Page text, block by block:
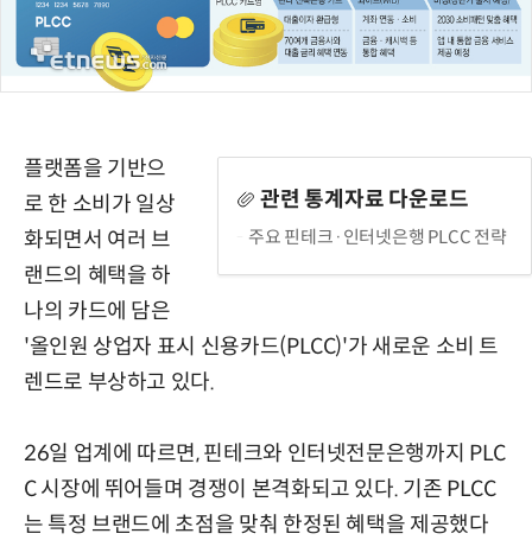
관련 통계자료 다운로드
주요 핀테크·인터넷은행 PLCC 전략
플랫폼을 기반으
로 한 소비가 일상
화되면서 여러 브
랜드의 혜택을 하
나의 카드에 담은
'올인원 상업자 표시 신용카드(PLCC)'가 새로운 소비 트
렌드로 부상하고 있다.
26일 업계에 따르면, 핀테크와 인터넷전문은행까지 PLC
C 시장에 뛰어들며 경쟁이 본격화되고 있다. 기존 PLCC
는 특정 브랜드에 초점을 맞춰 한정된 혜택을 제공했다